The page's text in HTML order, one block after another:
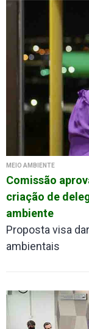
MEIO AMBIENTE
Comissão
criação de
ambiente
Proposta visa
ambientais